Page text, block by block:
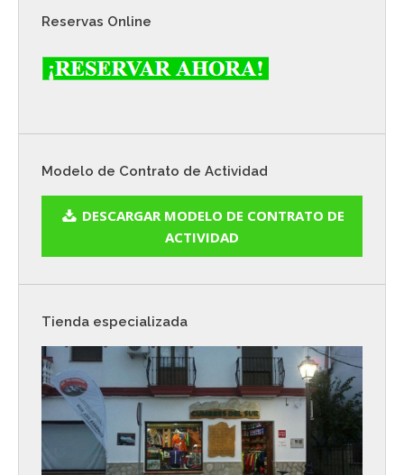
Reservas Online
Modelo de Contrato de Actividad
DESCARGAR MODELO DE CONTRATO DE
ACTIVIDAD
Tienda especializada